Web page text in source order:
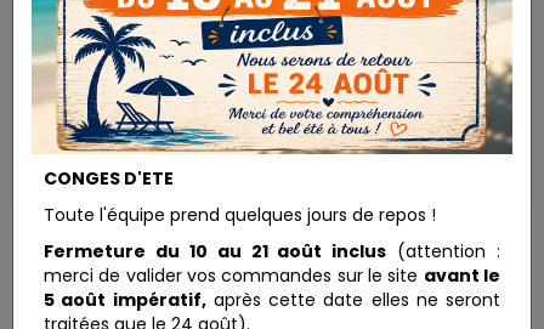
PIGMENTS
CONGES D'ETE
Toute l'équipe prend quelques jours de repos !
Fermeture du 10 au 21 août inclus (attention :
merci de valider vos commandes sur le site avant le
5 août impératif,après cette date elles ne seront
traitées que le 24 août).